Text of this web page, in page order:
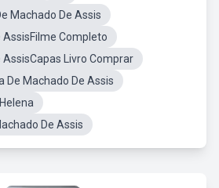
Machado De Assis
AssisFilme Completo
AssisCapas Livro Comprar
De Machado De Assis
De Assis